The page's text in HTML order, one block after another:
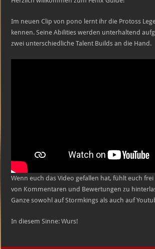
318
Im neuen Clip von pono lernt ihr die Protoss
kennen. Seine Abilities werden unterhaltend
zwei unterschiedliche Talent Builds an die Hand.
Wenn euch das Video gefallen hat, fühlt euch frei
von Kommentaren und Bewertungen zu
Ganze sowohl auf Stormkings als auch auf
In diesem Sinne: Wurs!